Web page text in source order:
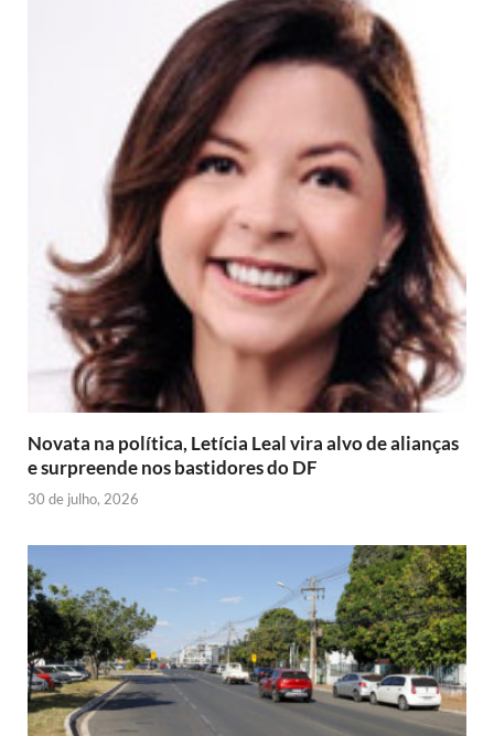
Novata na política, Letícia Leal vira alvo de alianças
e surpreende nos bastidores do DF
30 de julho, 2026